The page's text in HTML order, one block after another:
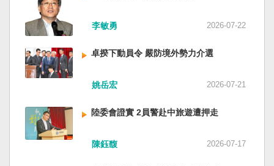
李敏勇 2026-07-22
卓揆下動員令 嚴防境外勢力介選
姚岳宏 2026-07-21
陸委會證實 2員警赴中旅遊遭押走
陳鈺馥 2026-07-17